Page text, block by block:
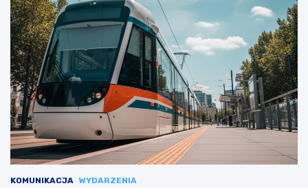
KOMUNIKACJA WYDARZENIA